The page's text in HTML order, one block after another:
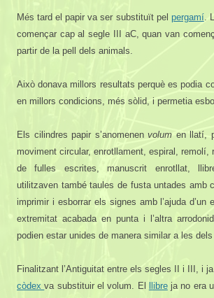
Més tard el papir va ser substituït pel pergamí.
començar cap al segle III aC, quan van
partir de la pell dels animals.
Això donava millors resultats perquè es podia
en millors condicions, més sòlid, i permetia
Els cilindres papir s’anomenenvolum en llatí,
moviment circular, enrotllament, espiral, remolí,
de fulles escrites, manuscrit enrotllat,
utilitzaven també taules de fusta untades amb
imprimir i esborrar els signes amb l’ajuda d’un
extremitat acabada en punta i l’altra
podien estar unides de manera similar a les
Finalitzant l’Antiguitat entre els segles II i III, i ja
còdexva substituir el volum. El llibreja no era